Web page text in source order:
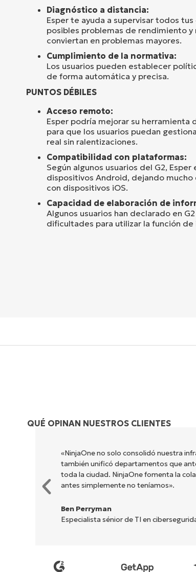
Diagnóstico a distancia:
Esper te ayuda a supervisar todos
posibles problemas de rendimiento
conviertan en problemas mayores.
Cumplimiento de la normativa:
Los usuarios pueden establecer
de forma automática y precisa.
PUNTOS DÉBILES
Acceso remoto:
Esper podría mejorar su herramienta
para que los usuarios puedan
real sin ralentizaciones.
Compatibilidad con plataformas:
Según algunos usuarios del G2,
dispositivos Android, dejando
con dispositivos iOS.
Capacidad de elaboración de
Algunos usuarios han declarado en
dificultades para utilizar la función de
QUÉ OPINAN NUESTROS CLIENTES
«NinjaOne no solo consolidó nuestra
también unificó departamentos que
toda la ciudad. NinjaOne fomenta la
antes simplemente no teníamos».
Ben Perryman
Especialista sénior de TI en